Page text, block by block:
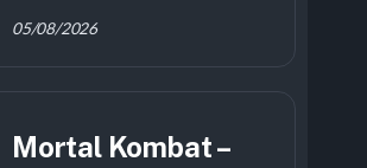
05/08/2026
Mortal Kombat –